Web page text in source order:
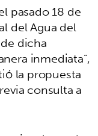
pasado 18 de
del Agua del
dicha
inmediata”,
la propuesta
consulta a